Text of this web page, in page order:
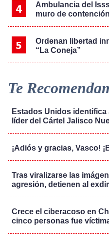
Ambulancia del
muro de
Ordenan libertad
“La Coneja”
Te
Estados Unidos identifica
líder del Cártel Jalisco
¡Adiós y gracias, Vasco!
Tras viralizarse las
agresión, detienen al
Crece el ciberacoso en
cinco personas fue